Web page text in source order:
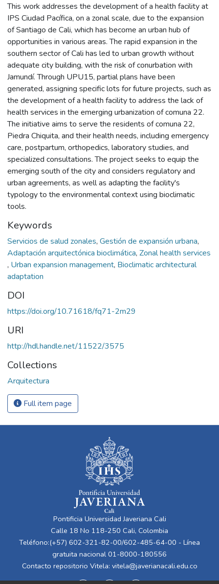
This work addresses the development of a health facility at
IPS Ciudad Pacífica, on a zonal scale, due to the expansion
of Santiago de Cali, which has become an urban hub of
opportunities in various areas. The rapid expansion in the
southern sector of Cali has led to urban growth without
adequate city building, with the risk of conurbation with
Jamundí. Through UPU15, partial plans have been
generated, assigning specific lots for future projects, such as
the development of a health facility to address the lack of
health services in the emerging urbanization of comuna 22.
The initiative aims to serve the residents of comuna 22,
Piedra Chiquita, and their health needs, including emergency
care, postpartum, orthopedics, laboratory studies, and
specialized consultations. The project seeks to equip the
emerging south of the city and considers regulatory and
urban agreements, as well as adapting the facility's
typology to the environmental context using bioclimatic
tools.
Keywords
Servicios de salud zonales, Gestión de expansión urbana,
Adaptación arquitectónica bioclimática, Zonal health services
, Urban expansion management, Bioclimatic architectural
adaptation
DOI
https://doi.org/10.71618/fq71-2m29
URI
http://hdl.handle.net/11522/3575
Collections
Arquitectura
Full item page
Pontificia Universidad Javeriana Cali
Calle 18 No 118-250 Cali, Colombia
Teléfono:(+57) 602-321-82-00/602-485-64-00 - Línea
gratuita nacional 01-8000-180556
Contacto repositorio Vitela: vitela@javerianacali.edu.co